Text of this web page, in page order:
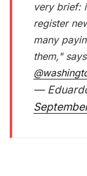
very brief:
register
many
them," says
—